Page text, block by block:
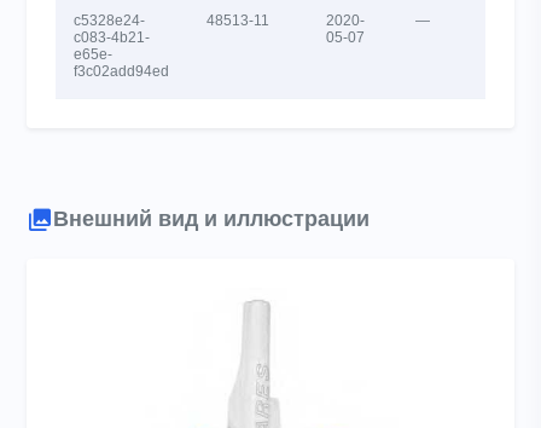
c5328e24-
c083-4b21-
e65e-
f3c02add94ed
48513-11
2020-
05-07
—
Внешний вид и иллюстрации